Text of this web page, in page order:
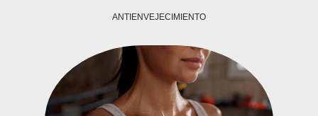
ANTIENVEJECIMIENTO